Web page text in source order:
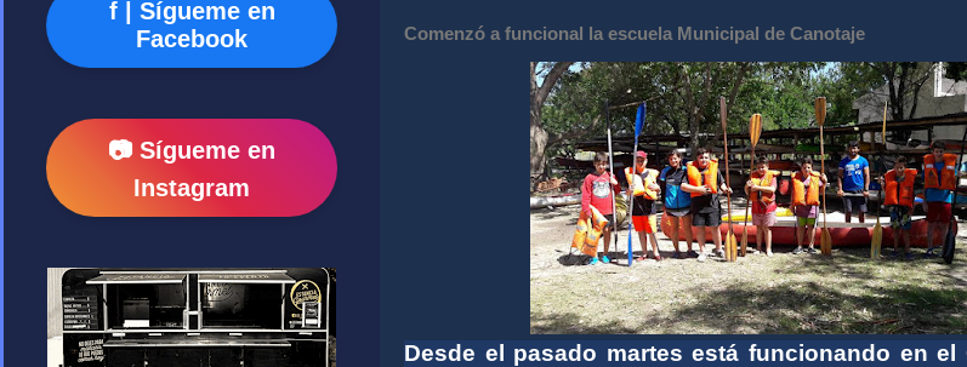
Comenzó a funcional la escuela Municipal de Canotaje
Desde el pasado martes está funcionando en el
f | Sígueme en
Facebook
📷 Sígueme en
Instagram